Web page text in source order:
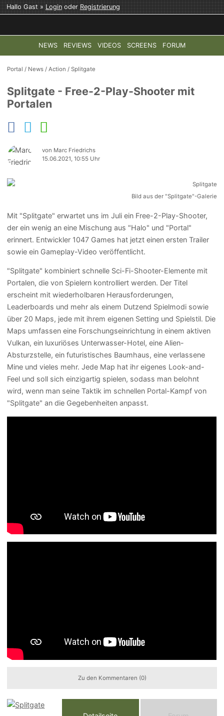
Hallo Gast »LoginoderRegistrierung
NEWS REVIEWS VIDEOS SCREENS FORUM
TOP-THEMEN: COD: MODERN WARFARE 4 HALO:
Portal / News /Action /Splitgate
Splitgate - Free-2-Play-Shooter mit
Portalen
von Marc Friedrichs
15.06.2021, 10:55 Uhr
Bild aus der "Splitgate"-Galerie
Mit "Splitgate" erwartet uns im Juli ein Free-2-Play-Shooter,
der ein wenig an eine Mischung aus "Halo" und "Portal"
erinnert. Entwickler 1047 Games hat jetzt einen ersten Trailer
sowie ein Gameplay-Video veröffentlicht.
"Splitgate" kombiniert schnelle Sci-Fi-Shooter-Elemente mit
Portalen, die von Spielern kontrolliert werden. Der Titel
erscheint mit wiederholbaren Herausforderungen,
Leaderboards und mehr als einem Dutzend Spielmodi sowie
über 20 Maps, jede mit ihrem eigenen Setting und Spielstil. Die
Maps umfassen eine Forschungseinrichtung in einem aktiven
Vulkan, ein luxuriöses Unterwasser-Hotel, eine Alien-
Absturzstelle, ein futuristisches Baumhaus, eine verlassene
Mine und vieles mehr. Jede Map hat ihr eigenes Look-and-
Feel und soll sich einzigartig spielen, sodass man belohnt
wird, wenn man seine Taktik im schnellen Portal-Kampf von
"Splitgate" an die Gegebenheiten anpasst.
Zu den Kommentaren (0)